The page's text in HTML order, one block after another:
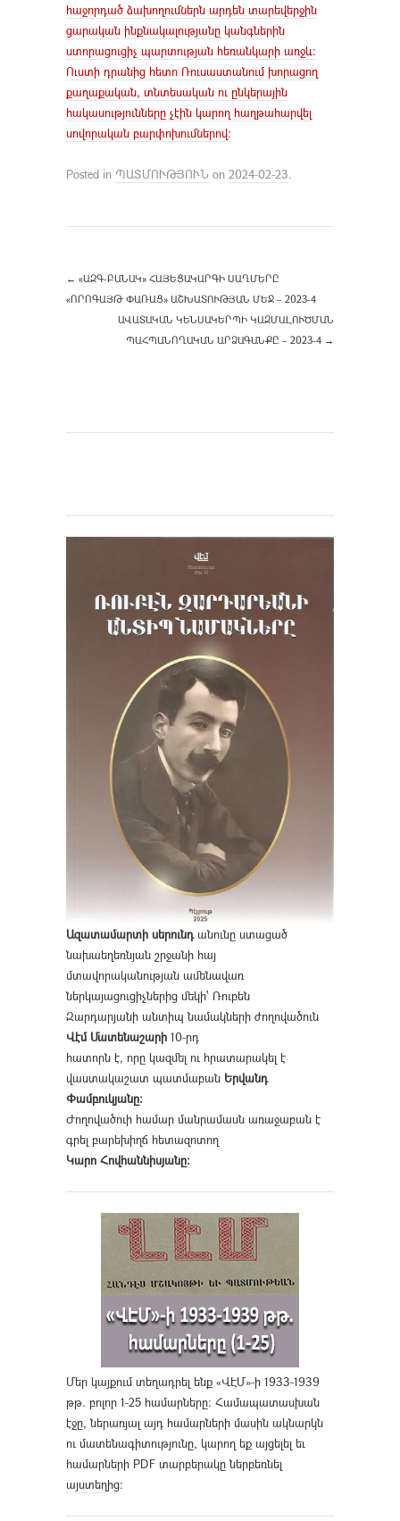
հաջորդած ձախողումներն արդեն տարեվերջին
ցարական ինքնակալությանը կանգներին
ստորացուցիչ պարտության հեռանկարի առջև:
Ուստի դրանից հետո Ռուսաստանում խորացող
քաղաքական, տնտեսական ու ընկերային
հակասությունները չէին կարող հաղթահարվել
սովորական բարփոխումներով:
Posted in ՊԱՏՄՈՒԹՅՈՒՆ on 2024-02-23.
← «ԱԶԳ-ԲԱՆԱԿ» ՀԱՅԵՑԱԿԱՐԳԻ ՍԱՂՄԵՐԸ
«ՈՐՈԳԱՅԹ ՓԱՌԱՑ» ԱՇԽԱՏՈՒԹՅԱՆ ՄԵՋ – 2023-4
ԱՎԱՏԱԿԱՆ ԿԵՆՍԱԿԵՐՊԻ ԿԱԶՄԱԼՈՒԾՄԱՆ
ՊԱՀՊԱՆՈՂԱԿԱՆ ԱՐՁԱԳԱՆՔԸ – 2023-4 →
Ազատամարտի սերունդանունը ստացած
նախաեղեռնյան շրջանի հայ
մտավորականության ամենավառ
ներկայացուցիչներից մեկի՝ Ռուբեն
Զարդարյանի անտիպ նամակների ժողովածուն
Վէմ Մատենաշարի 10-րդ
հատորն է, որը կազմել ու հրատարակել է
վաստակաշատ պատմաբան Երվանդ
Փամբուկյանը։
Ժողովածուի համար մանրամասն առաջաբան է
գրել բարեխիղճ հետազոտող
Կարո Հովհաննիսյանը։
Մեր կայքում տեղադրել ենք «ՎԷՄ»-ի 1933-1939
թթ. բոլոր 1-25 համարները։ Համապատասխան
էջը, ներառյալ այդ համարների մասին ակնարկն
ու մատենագիտությունը, կարող եք այցելել եւ
համարների PDF տարբերակը ներբեռնել
այստեղից։